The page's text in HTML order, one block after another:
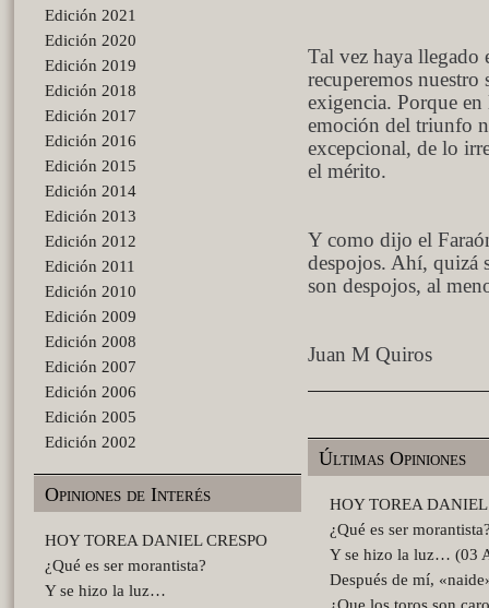
Edición 2021
Edición 2020
Edición 2019
Edición 2018
Edición 2017
Edición 2016
Edición 2015
Edición 2014
Edición 2013
Edición 2012
Edición 2011
Edición 2010
Edición 2009
Edición 2008
Edición 2007
Edición 2006
Edición 2005
Edición 2002
Opiniones de Interés
HOY TOREA DANIEL CRESPO
¿Qué es ser morantista?
Y se hizo la luz…
Tal vez haya llegado
recuperemos
exigencia. Porque
emoción del triunfo
excepcional, de lo
el mérito.
Y como dijo el
despojos. Ahí, quizá
son despojos, al
Juan M Quiros
Últimas Opiniones
HOY TOREA DANIEL
¿Qué es ser
Y se hizo la luz… (03
Después de mí,